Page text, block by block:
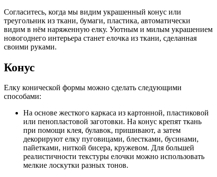
Согласитесь, когда мы видим украшенный конус или
треугольник из ткани, бумаги, пластика, автоматически
видим в нём наряженную елку. Уютным и милым украшением
новогоднего интерьера станет елочка из ткани, сделанная
своими руками.
Конус
Елку конической формы можно сделать следующими
способами:
На основе жесткого каркаса из картонной, пластиковой
или пенопластовой заготовки. На конус крепят ткань
при помощи клея, булавок, пришивают, а затем
декорируют елку пуговицами, блестками, бусинами,
пайетками, ниткой бисера, кружевом. Для большей
реалистичности текстуры елочки можно использовать
мелкие лоскутки разных тонов.